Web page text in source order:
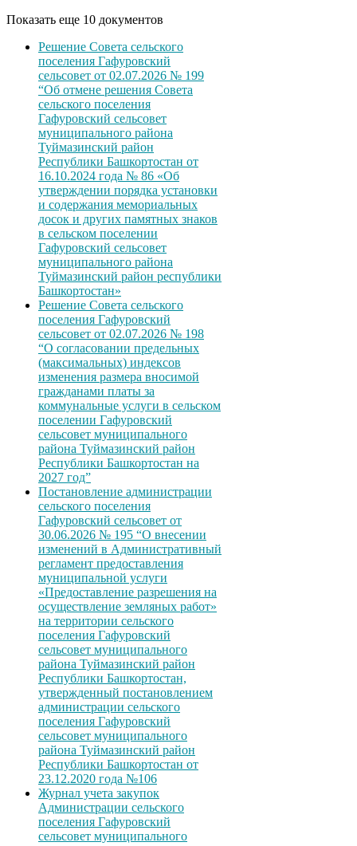
Показать еще 10 документов
Решение Совета сельского
поселения Гафуровский
сельсовет от 02.07.2026 № 199
“Об отмене решения Совета
сельского поселения
Гафуровский сельсовет
муниципального района
Туймазинский район
Республики Башкортостан от
16.10.2024 года № 86 «Об
утверждении порядка установки
и содержания мемориальных
досок и других памятных знаков
в сельском поселении
Гафуровский сельсовет
муниципального района
Туймазинский район республики
Башкортостан»
Решение Совета сельского
поселения Гафуровский
сельсовет от 02.07.2026 № 198
“О согласовании предельных
(максимальных) индексов
изменения размера вносимой
гражданами платы за
коммунальные услуги в сельском
поселении Гафуровский
сельсовет муниципального
района Туймазинский район
Республики Башкортостан на
2027 год”
Постановление администрации
сельского поселения
Гафуровский сельсовет от
30.06.2026 № 195 “О внесении
изменений в Административный
регламент предоставления
муниципальной услуги
«Предоставление разрешения на
осуществление земляных работ»
на территории сельского
поселения Гафуровский
сельсовет муниципального
района Туймазинский район
Республики Башкортостан,
утвержденный постановлением
администрации сельского
поселения Гафуровский
сельсовет муниципального
района Туймазинский район
Республики Башкортостан от
23.12.2020 года №106
Журнал учета закупок
Администрации сельского
поселения Гафуровский
сельсовет муниципального